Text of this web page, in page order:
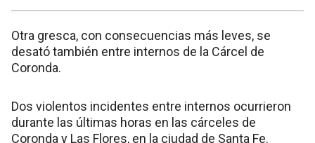
Otra gresca, con consecuencias más leves, se
desató también entre internos de la Cárcel de
Coronda.
Dos violentos incidentes entre internos ocurrieron
durante las últimas horas en las cárceles de
Coronda y Las Flores, en la ciudad de Santa Fe.